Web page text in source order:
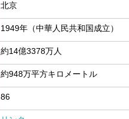
北京
1949年（中華人民共和国成立）
約14億3378万人
約948万平方キロメートル
86